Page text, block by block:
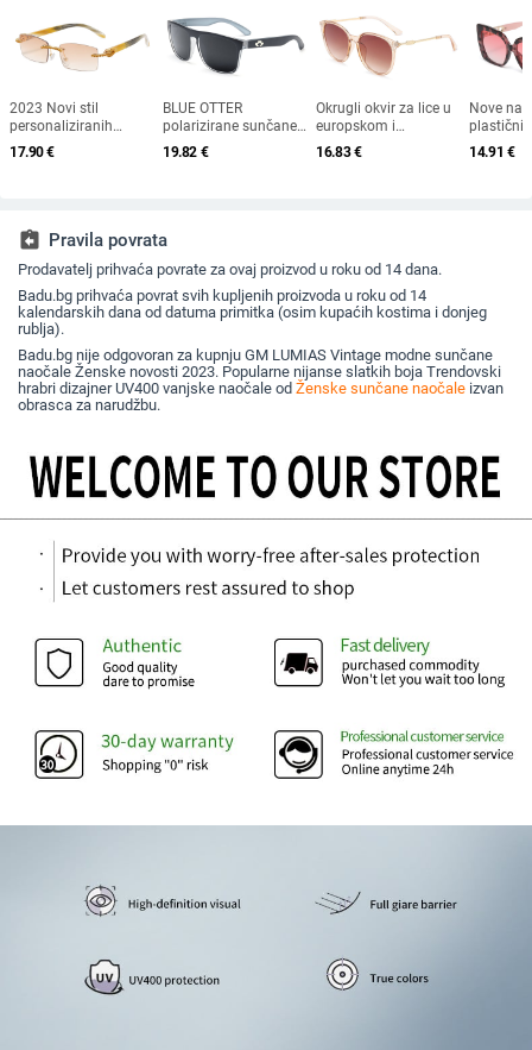
2023 Novi stil
personaliziranih
sunčanih naočala s
dijamantnim
hip hop sunčane
naočale u uličnom
stilu
17.90€
BLUE OTTER
polarizirane sunčane
naočale, sunčane
naočale za sportove
ribolov, sunčane
naočale za vožnju, UV
zaštita
19.82 €
Okrugli okvir za lice u
europskom i
američkom stilu, čvrsti
okvir, moderne retro
16.83€
Nove
europski
modni
14.91 €
assignment_return Pravila povrata
Prodavatelj prihvaća povrate za ovaj proizvod u roku od 14 dana.
Badu.bg prihvaća povrat svih kupljenih proizvoda u roku od 14
kalendarskih dana od datuma primitka (osim kupaćih kostima i donjeg
rublja).
Badu.bg nije odgovoran za kupnju GM LUMIAS Vintage modne sunčane
naočale Ženske novosti 2023. Popularne nijanse slatkih boja Trendovski
hrabri dizajner UV400 vanjske naočale od Ženske sunčane naočale izvan
obrasca za narudžbu.